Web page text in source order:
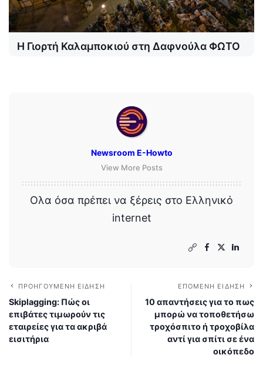
Η Γιορτή Καλαμποκιού στη Δαφνούλα ΦΩΤΟ
Newsroom E-Howto
View More Posts
Ολα όσα πρέπει να ξέρεις στο Ελληνικό
internet
ΠΡΟΗΓΟΎΜΕΝΗ ΕΊΔΗΣΗ
Skiplagging: Πώς οι
επιβάτες τιμωρούν τις
εταιρείες για τα ακριβά
εισιτήρια
ΕΠΌΜΕΝΗ ΕΊΔΗΣΗ
10 απαντήσεις για το πως
μπορώ να τοποθετήσω
τροχόσπιτο ή τροχοβίλα
αντί για σπίτι σε ένα
οικόπεδο